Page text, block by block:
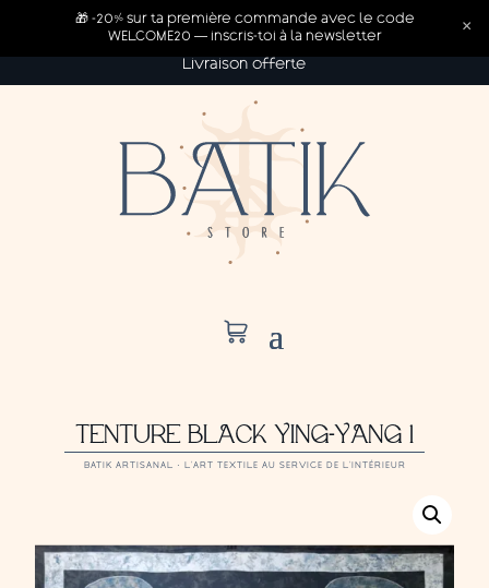
Livraison offerte
TENTURE BLACK YING-YANG 1
BATIK ARTISANAL · L’ART TEXTILE AU SERVICE DE L’INTÉRIEUR
🎁 -20% sur ta première commande avec le code
WELCOME20 — inscris-toi à la newsletter
×